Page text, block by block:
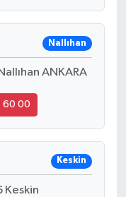
Nallıhan
ANKARA
60 00
Keskin
Keskin